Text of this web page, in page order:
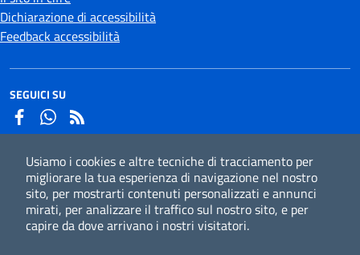
Usiamo i cookies e altre tecniche di tracciamento per
migliorare la tua esperienza di navigazione nel nostro
sito, per mostrarti contenuti personalizzati e annunci
mirati, per analizzare il traffico sul nostro sito, e per
capire da dove arrivano i nostri visitatori.
Dichiarazione di accessibilità
Feedback accessibilità
SEGUICI SU
FacebookWhatsapp
Iscriviti alla newsletter